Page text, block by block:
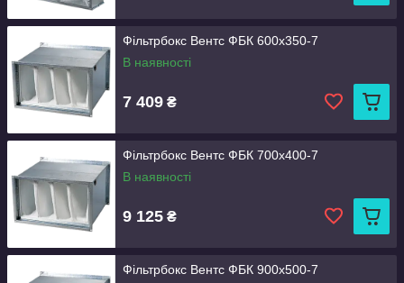
Фільтрбокс Вентс ФБК 600x350-7
В наявності
7 409 ₴
Фільтрбокс Вентс ФБК 700x400-7
В наявності
9 125 ₴
Фільтрбокс Вентс ФБК 900x500-7